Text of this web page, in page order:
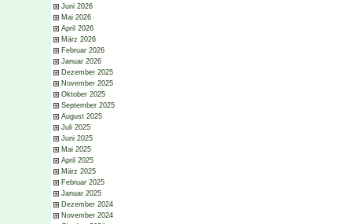
Juni 2026
Mai 2026
April 2026
März 2026
Februar 2026
Januar 2026
Dezember 2025
November 2025
Oktober 2025
September 2025
August 2025
Juli 2025
Juni 2025
Mai 2025
April 2025
März 2025
Februar 2025
Januar 2025
Dezember 2024
November 2024